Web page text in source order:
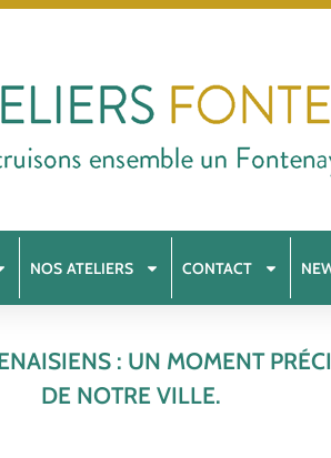
NOS ATELIERS CONTACT
: UN MOMENT
DE NOTRE VILLE.